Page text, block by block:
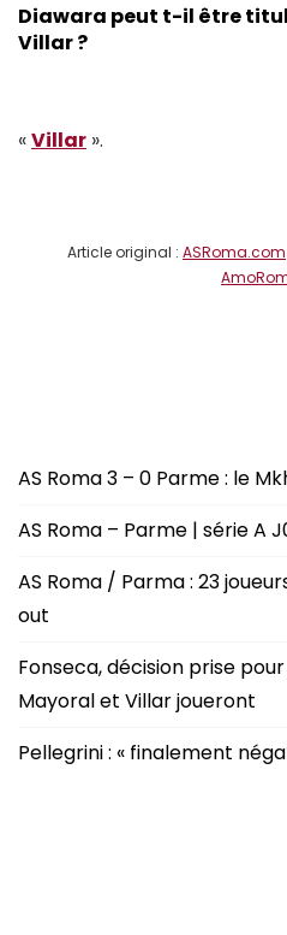
Diawara peut t-il être
Villar ?
«Villar ».
Article original : ASRoma.com
AS Roma 3 – 0 Parme : le
AS Roma – Parme | série A
AS Roma / Parma : 23
out
Fonseca, décision prise
Mayoral et Villar joueront
Pellegrini : « finalement